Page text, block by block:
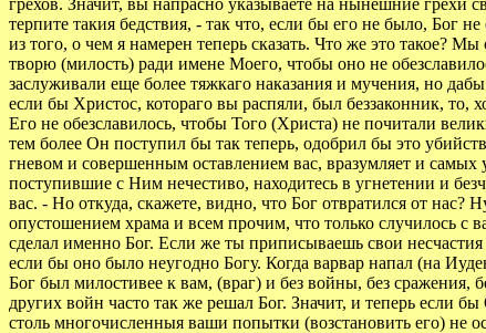
грехов. Значит, вы напрасно указываете на нынешние грехи
терпите такия бедствия, - так что, если бы его не было, Бог
из того, о чем я намерен теперь сказать. Что же это такое?
творю (милость) ради имене Моего, чтобы оно не
заслуживали еще более тяжкаго наказания и мучения, но
если бы Христос, котораго вы распяли, был беззаконник, то,
Его не обезславилось, чтобы Того (Христа) не почитали
тем более Он поступил бы так теперь, одобрил бы это
гневом и совершенным оставлением вас, вразумляет и
поступившие с Ним нечестиво, находитесь в угнетении и
вас. - Но откуда, скажете, видно, что Бог отвратился от
опустошением храма и всем прочим, что только случилось с
сделал именно Бог. Если же ты приписываешь свои
если бы оно было неугодно Богу. Когда варвар напал (на
Бог был милостивее к вам, (враг) и без войны, без сражения,
других войн часто так же решал Бог. Значит, и теперь если
столь многочисленныя ваши попытки (возстановить его) не